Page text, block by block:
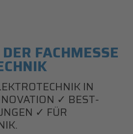
FACHMESSE
IN
✓ BEST-
✓ FÜR